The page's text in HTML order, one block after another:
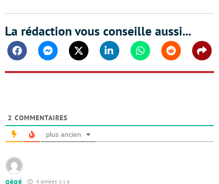
La rédaction vous conseille aussi...
FacebookMessengerTwitter Linkedin WhatsappReddit
2 COMMENTAIRES
plus ancien
gégé 4 années il y a